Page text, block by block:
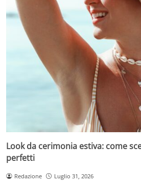
Look da cerimonia estiva: come
perfetti
Redazione Luglio 31, 2026